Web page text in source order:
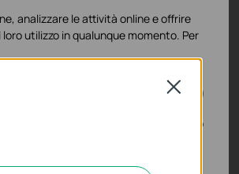
Close
analizzare le attività online e offrire
utilizzo in qualunque momento. Per
e non possono essere disattivati nel tuo